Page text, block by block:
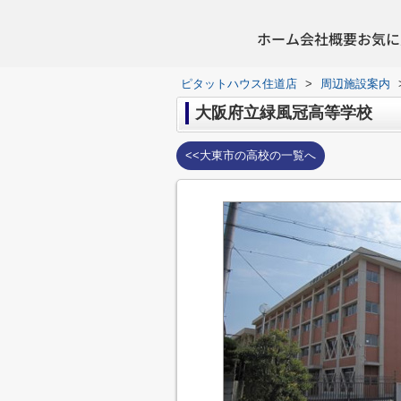
ホーム会社概要お気
ピタットハウス住道店 > 周辺施設案内
大阪府立緑風冠高等学校
<<大東市の高校の一覧へ